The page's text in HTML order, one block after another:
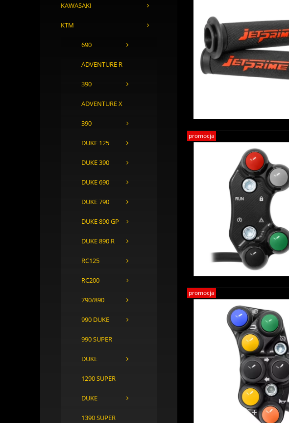
KAWASAKI
KTM
690
ADVENTURE R
390
ADVENTURE X
390
DUKE 125
DUKE 390
DUKE 690
DUKE 790
DUKE 890 GP
DUKE 890 R
RC125
RC200
790/890
990 DUKE
990 SUPER
DUKE
1290 SUPER
DUKE
1390 SUPER
promocja
promocja